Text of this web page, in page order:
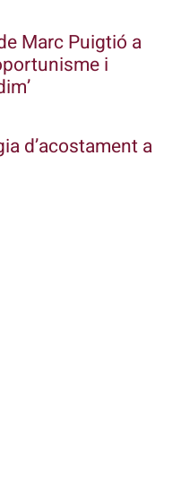
Marc Puigtió a
i
d’acostament a